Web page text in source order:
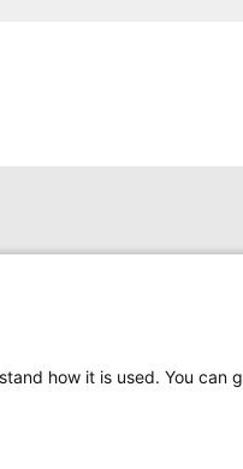
how it is used. You